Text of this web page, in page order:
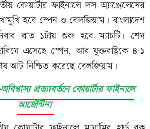
কোয়ার্টার ফাইনালে লস অ্যাঞ্জেলেসের
হবে স্পেন ও বেলজিয়াম। বাংলাদেশ
রাত ১টায় শুরু হবে ম্যাচটি। শেষ
এসেছে স্পেন, আর যুক্তরাষ্ট্রকে ৪-১
আট নিশ্চিত করেছে বেলজিয়াম।
প্রত্যাবর্তনে কোয়ার্টার ফাইনালে
আর্জেন্টিনা